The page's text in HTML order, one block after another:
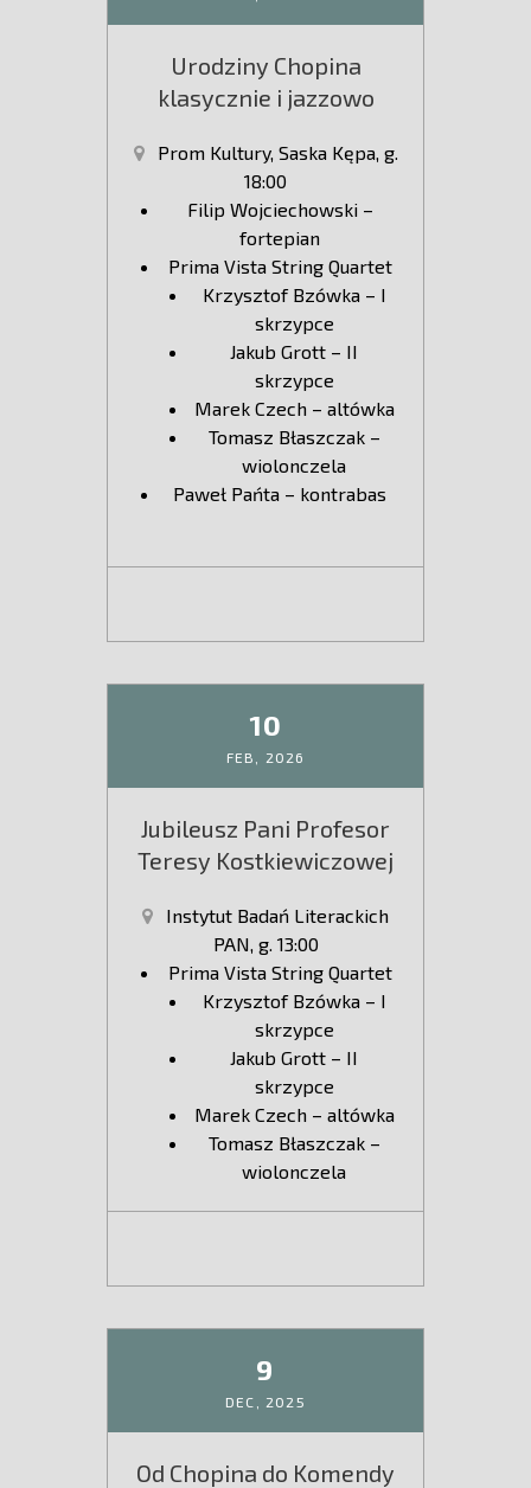
Urodziny Chopina
klasycznie i jazzowo
Prom Kultury, Saska Kępa, g.
18:00
Filip Wojciechowski –
fortepian
Prima Vista String Quartet
Krzysztof Bzówka – I
skrzypce
Jakub Grott – II
skrzypce
Marek Czech – altówka
Tomasz Błaszczak –
wiolonczela
Paweł Pańta – kontrabas
10
FEB, 2026
Jubileusz Pani Profesor
Teresy Kostkiewiczowej
Instytut Badań Literackich
PAN, g. 13:00
Prima Vista String Quartet
Krzysztof Bzówka – I
skrzypce
Jakub Grott – II
skrzypce
Marek Czech – altówka
Tomasz Błaszczak –
wiolonczela
9
DEC, 2025
Od Chopina do Komendy